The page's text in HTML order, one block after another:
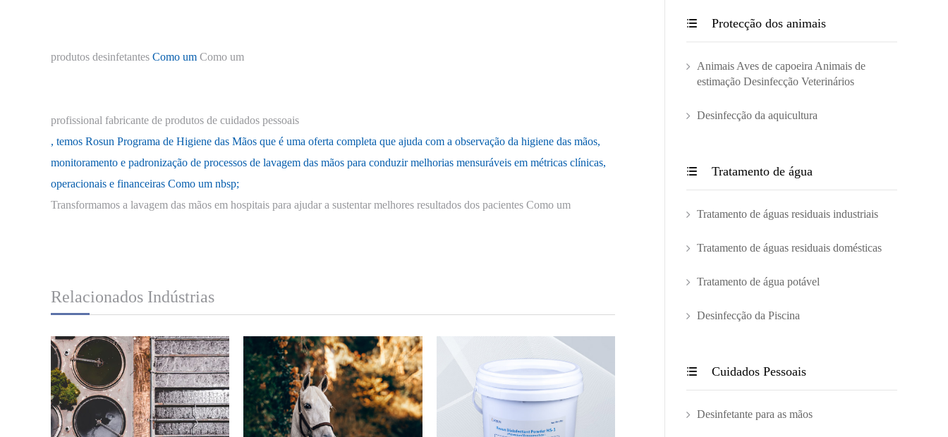
produtos desinfetantes Como um Como um
profissional fabricante de produtos de cuidados pessoais
, temos Rosun Programa de Higiene das Mãos que é uma oferta completa que ajuda com a observação da higiene das mãos,
monitoramento e padronização de processos de lavagem das mãos para conduzir melhorias mensuráveis em métricas clínicas,
operacionais e financeiras Como um nbsp;
Transformamos a lavagem das mãos em hospitais para ajudar a sustentar melhores resultados dos pacientes Como um
Relacionados Indústrias
 Protecção dos animais
Animais Aves de capoeira Animais de
estimação Desinfecção Veterinários
Desinfecção da aquicultura
 Tratamento de água
Tratamento de águas residuais industriais
Tratamento de águas residuais domésticas
Tratamento de água potável
Desinfecção da Piscina
 Cuidados Pessoais
Desinfetante para as mãos